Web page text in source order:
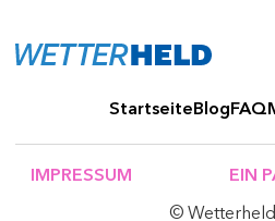
StartseiteBlogFAQ
©
IMPRESSUM EIN